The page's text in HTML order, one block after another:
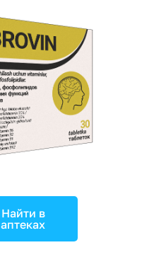
Найти в
аптеках